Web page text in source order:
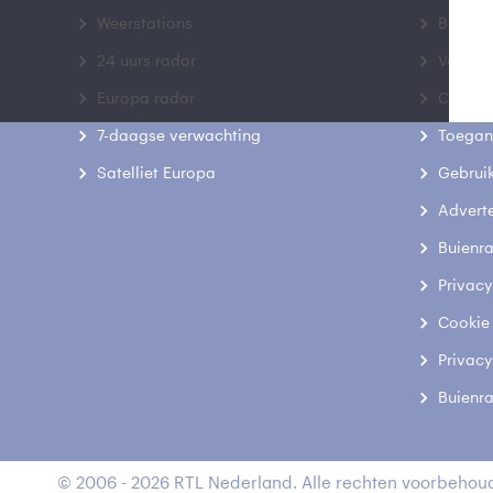
Weerstations
24 uurs radar
Europa radar
7-daagse verwachting
Satelliet Europa
Contact
© 2006 - 2026 RTL Nederland. Alle rechten